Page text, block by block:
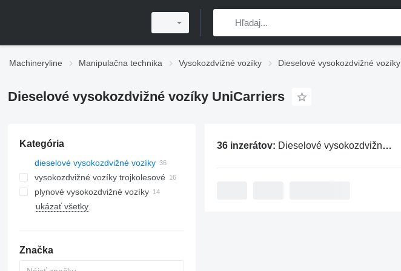
Machineryline Manipulačna technika Vysokozdvižné vozíky Dieselové vysokozdvižné vozíky
Dieselové vysokozdvižné vozíky UniCarriers
Kategória
dieselové vysokozdvižné vozíky
vysokozdvižné vozíky trojkolesové
plynové vysokozdvižné vozíky
ukázať všetky
Značka
36 inzerátov: Dieselové vysokozdvižné vozíky UniCarriers